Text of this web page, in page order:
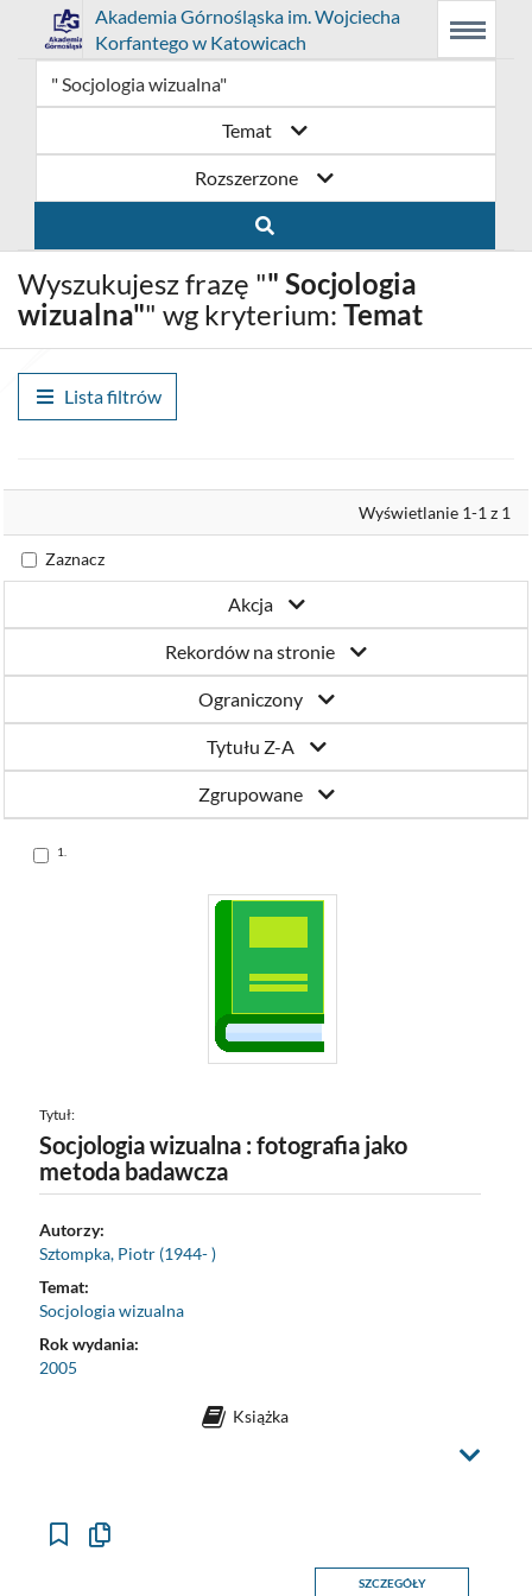
Menu
główne
Wyszukiwarka
Treść
główna
Przejdź
do
strony
domowej
biblioteki
Akademia
Górnośląska
im.
Wojciecha
w
Katowicach
Link
otwiera
się
w
nowym
oknie
Prolib
Integro
-
główna
Akademia Górnośląska im. Wojciecha
Korfantego w Katowicach
Menu
Temat
Rozszerzone
Wyszukujesz frazę "" Socjologia
wizualna"" wg kryterium: Temat
Lista filtrów
Wyświetlanie 1-1 z 1
Zaznacz
Akcja
Rekordów na stronie
Ograniczony
Tytułu Z-A
Zgrupowane
Skocz
do
1.
Tytuł:
Socjologia wizualna : fotografia jako
metoda badawcza
Autorzy:
Sztompka, Piotr (1944- )
Temat:
Socjologia wizualna
Rok wydania:
2005
Książka
Z
m
Kopiuj
SZCZEGÓŁY